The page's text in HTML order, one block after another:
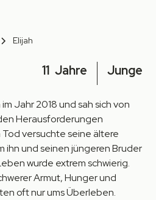
Elijah
11 Jahre Junge
Jahr 2018 und sah sich von
Herausforderungen
versuchte seine ältere
ihn und seinen jüngeren Bruder
wurde extrem schwierig.
Armut, Hunger und
oft nur ums Überleben.